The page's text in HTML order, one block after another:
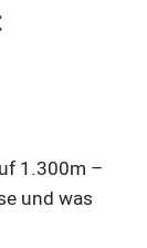
1.300m –
und was